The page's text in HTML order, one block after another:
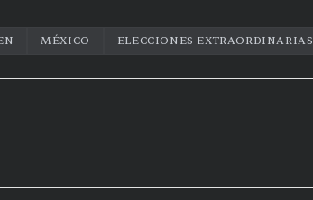
MÉXICO ELECCIONES EXTRAORDINARIAS